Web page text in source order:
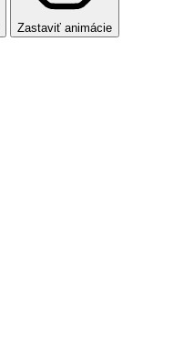
Zastaviť animácie